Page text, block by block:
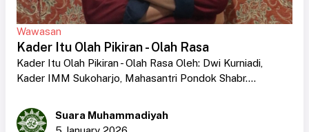
Wawasan
Kader Itu Olah Pikiran - Olah Rasa
Kader Itu Olah Pikiran - Olah Rasa Oleh: Dwi Kurniadi,
Kader IMM Sukoharjo, Mahasantri Pondok Shabr....
Suara Muhammadiyah